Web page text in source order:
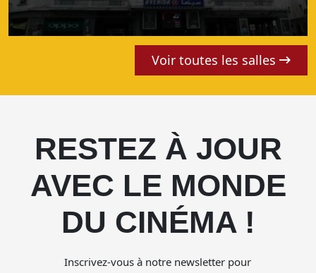
Voir toutes les salles
RESTEZ À JOUR
AVEC LE MONDE
DU CINÉMA !
Inscrivez-vous à notre newsletter pour